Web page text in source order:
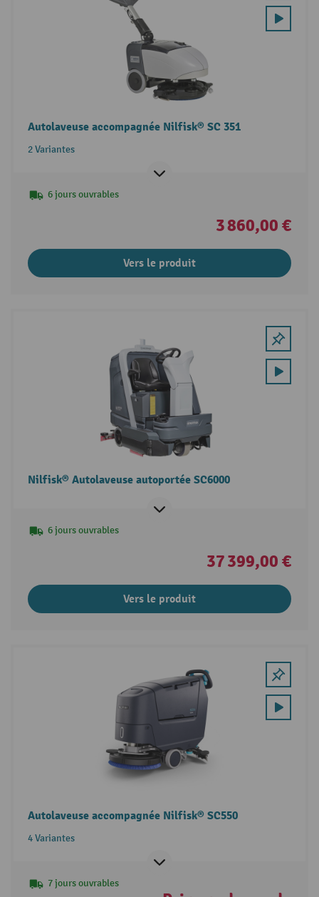
Autolaveuse accompagnée Nilfisk® SC 351
2 Variantes
6 jours ouvrables
3 860,00 €
Vers le produit
Nilfisk® Autolaveuse autoportée SC6000
6 jours ouvrables
37 399,00 €
Vers le produit
Autolaveuse accompagnée Nilfisk® SC550
4 Variantes
7 jours ouvrables